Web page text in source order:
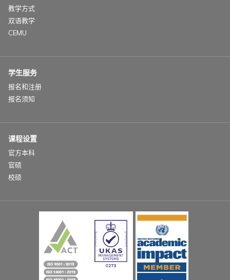
教学方式
双语教学
CEMU
学生服务
报名和注册
报名须知
课程设置
官方本科
官硕
校硕